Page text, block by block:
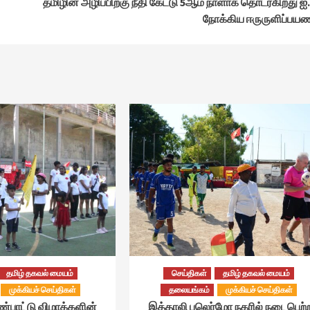
நோக்கிய
தமிழ் தகவல் மையம்
முக்கியச் செய்திகள்
விழாக்களின்
செய்திகள்
தமிழ் தகவல் மையம்
தலையங்கம்
முக்கியச் செய்திகள்
இத்தாலி பலெர்மோ நகரில்